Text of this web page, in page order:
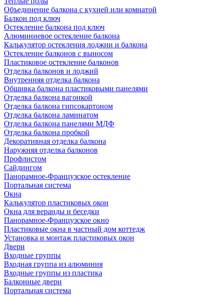
Объединение балкона с кухней или комнатой
Балкон под ключ
Остекление балкона под ключ
Алюминиевое остекление балкона
Калькулятор остекления лоджии и балкона
Остекление балконов с выносом
Пластиковое остекление балконов
Отделка балконов и лоджий
Внутренняя отделка балкона
Обшивка балкона пластиковыми панелями
Отделка балкона вагонкой
Отделка балкона гипсокартоном
Отделка балкона ламинатом
Отделка балкона панелями МДФ
Отделка балкона пробкой
Декоративная отделка балкона
Наружняя отделка балконов
Профлистом
Сайдингом
Панорамное-Французское остекление
Портальная система
Окна
Калькулятор пластиковых окон
Окна для веранды и беседки
Панорамное-Французское окно
Пластиковые окна в частный дом коттедж
Установка и монтаж пластиковых окон
Двери
Входные группы
Входная группа из алюминия
Входные группы из пластика
Балконные двери
Портальная система